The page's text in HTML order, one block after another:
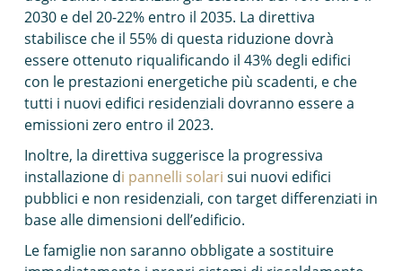
2030 e del 20-22% entro il 2035. La direttiva
stabilisce che il 55% di questa riduzione dovrà
essere ottenuto riqualificando il 43% degli edifici
con le prestazioni energetiche più scadenti, e che
tutti i nuovi edifici residenziali dovranno essere a
emissioni zero entro il 2023.
Inoltre, la direttiva suggerisce la progressiva
installazione di pannelli solari sui nuovi edifici
pubblici e non residenziali, con target differenziati in
base alle dimensioni dell’edificio.
Le famiglie non saranno obbligate a sostituire